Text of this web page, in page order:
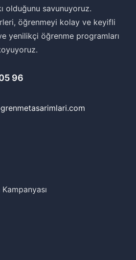
olduğunu savunuyoruz.
öğrenmeyi kolay ve keyifli
yenilikçi öğrenme programları
96